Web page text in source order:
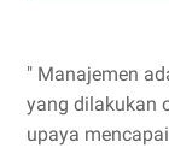
" Manajemen
yang dilakukan
upaya